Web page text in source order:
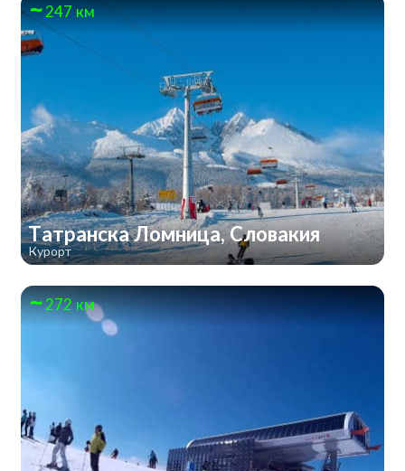
247 км
Татранска Ломница, Словакия
Курорт
272 км